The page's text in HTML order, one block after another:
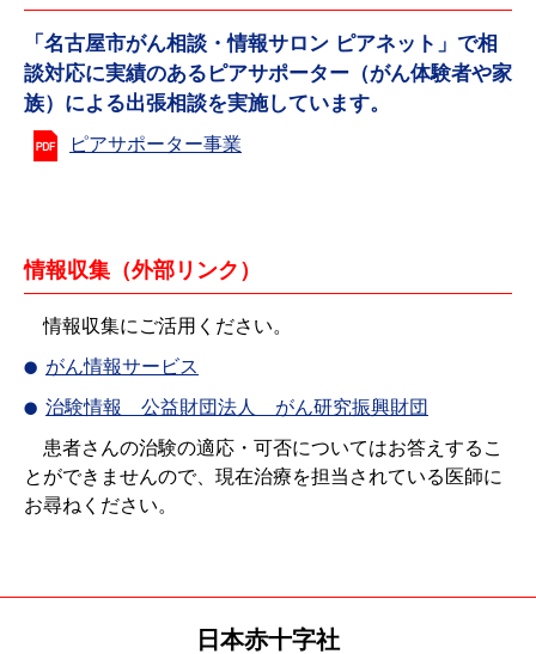
「名古屋市がん相談・情報サロン ピアネット」で相
談対応に実績のあるピアサポーター（がん体験者や家
族）による出張相談を実施しています。
ピアサポーター事業
情報収集（外部リンク）
情報収集にご活用ください。
がん情報サービス
治験情報 公益財団法人 がん研究振興財団
患者さんの治験の適応・可否についてはお答えするこ
とができませんので、現在治療を担当されている医師に
お尋ねください。
日本赤十字社